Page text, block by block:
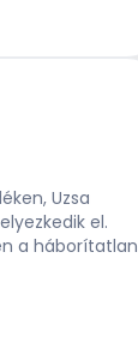
Uzsa
el.
a háborítatlan